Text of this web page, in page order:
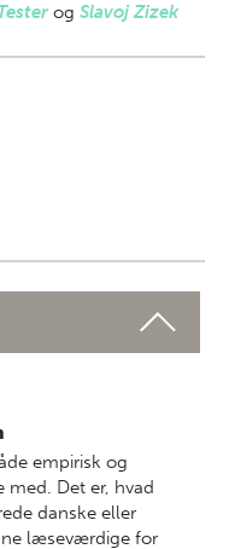
og Slavoj Zizek
empirisk og
med. Det er, hvad
danske eller
læseværdige for